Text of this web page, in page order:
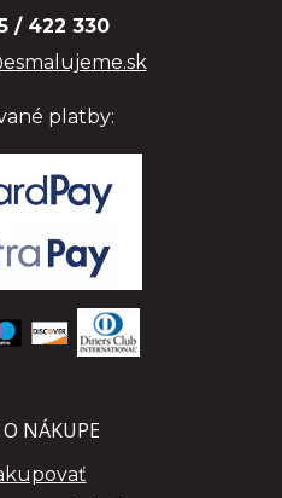
/ 422 330
platby:
NÁKUPE